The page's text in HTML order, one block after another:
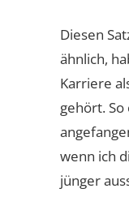
Diesen
ähnlich,
Karriere
gehört. So
wenn ich
jünger